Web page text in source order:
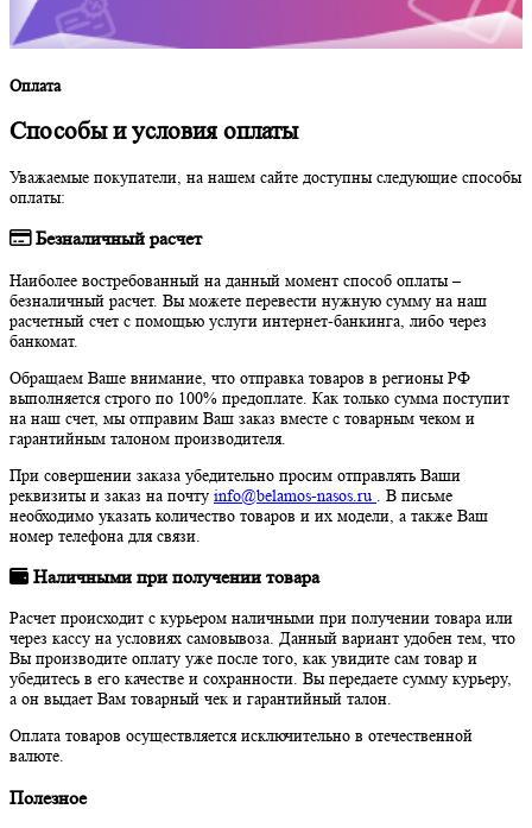
Оплата
Способы и условия оплаты
Уважаемые покупатели, на нашем сайте доступны следующие способы
оплаты:
Безналичный расчет
Наиболее востребованный на данный момент способ оплаты –
безналичный расчет. Вы можете перевести нужную сумму на наш
расчетный счет с помощью услуги интернет-банкинга, либо через
банкомат.
Обращаем Ваше внимание, что отправка товаров в регионы РФ
выполняется строго по 100% предоплате. Как только сумма поступит
на наш счет, мы отправим Ваш заказ вместе с товарным чеком и
гарантийным талоном производителя.
При совершении заказа убедительно просим отправлять Ваши
реквизиты и заказ на почту info@belamos-nasos.ru
. В письме
необходимо указать количество товаров и их модели, а также Ваш
номер телефона для связи.
Наличными при получении товара
Расчет происходит с курьером наличными при получении товара или
через кассу на условиях самовывоза. Данный вариант удобен тем, что
Вы производите оплату уже после того, как увидите сам товар и
убедитесь в его качестве и сохранности. Вы передаете сумму курьеру,
а он выдает Вам товарный чек и гарантийный талон.
Оплата товаров осуществляется исключительно в отечественной
валюте.
Полезное